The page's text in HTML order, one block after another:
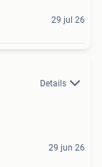
29 jul 26
Details
29 jun 26